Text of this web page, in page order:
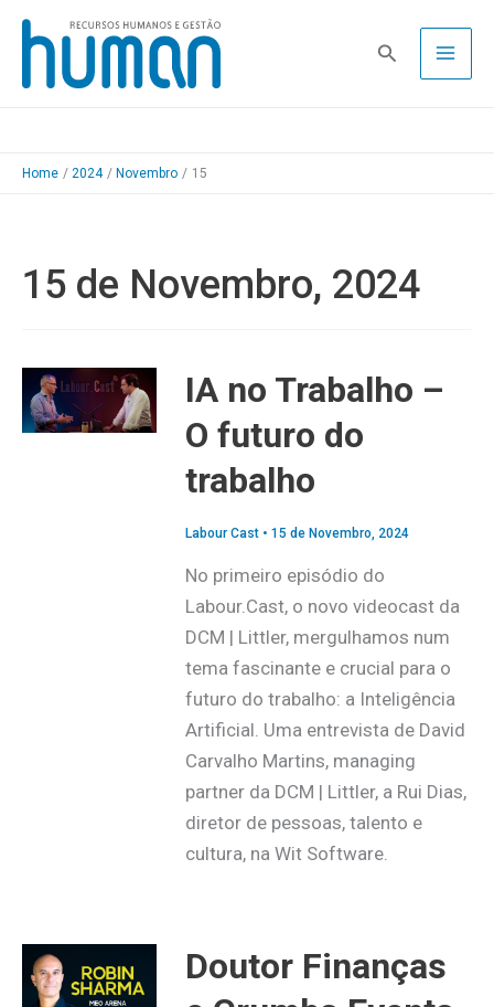
Skip
content
Pesquisa
Home 2024 Novembro 15
15 de Novembro, 2024
IA no Trabalho –
O futuro do
trabalho
Labour Cast• 15 de Novembro, 2024
No primeiro episódio do
Labour.Cast, o novo videocast da
DCM | Littler, mergulhamos num
tema fascinante e crucial para o
futuro do trabalho: a Inteligência
Artificial. Uma entrevista de David
Carvalho Martins, managing
partner da DCM | Littler, a Rui Dias,
diretor de pessoas, talento e
cultura, na Wit Software.
Doutor Finanças